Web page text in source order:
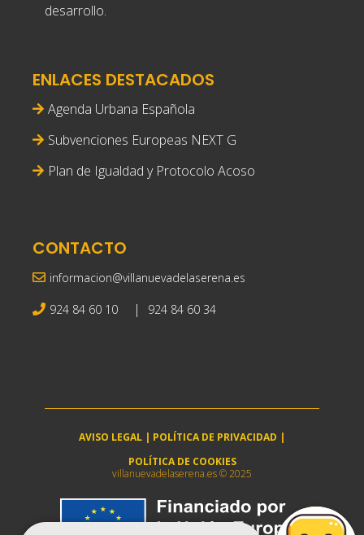
desarrollo.
ENLACES DESTACADOS
Agenda Urbana Española
Subvenciones Europeas NEXT G
Plan de Igualdad y Protocolo Acoso
CONTACTO
informacion@villanuevadelaserena.es
924 84 60 10 | 924 84 60 34
AVISO LEGAL | POLÍTICA DE PRIVACIDAD |
POLÍTICA DE COOKIES
villanuevadelaserena.es © 2025